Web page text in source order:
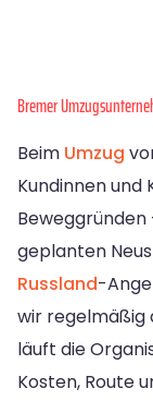
Bremer
Beim Umzug
Kundinnen und
geplanten
Russland-
wir regelmäßig
läuft die
Kosten, Route